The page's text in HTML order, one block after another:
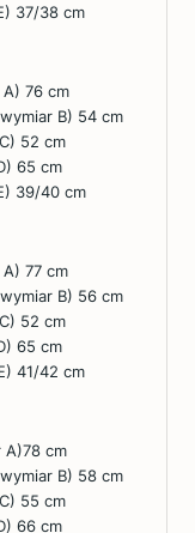
37/38 cm
A) 76 cm
B) 54 cm
52 cm
65 cm
39/40 cm
A) 77 cm
B) 56 cm
52 cm
65 cm
41/42 cm
A)78 cm
B) 58 cm
55 cm
66 cm